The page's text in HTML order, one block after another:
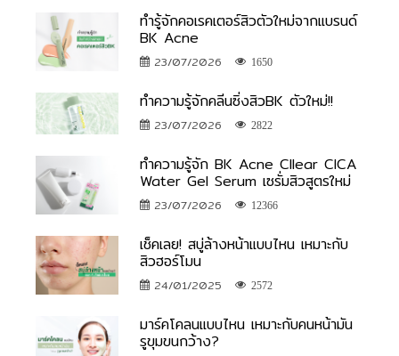
ทำรู้จักคอเรคเตอร์สิวตัวใหม่จากแบรนด์
BK Acne
23/07/2026 1650
ทำความรู้จักคลีนซิ่งสิวBK ตัวใหม่!!
23/07/2026 2822
ทำความรู้จัก BK Acne Cllear CICA
Water Gel Serum เซรั่มสิวสูตรใหม่
23/07/2026 12366
เช็คเลย! สบู่ล้างหน้าแบบไหน เหมาะกับ
สิวฮอร์โมน
24/01/2025 2572
มาร์คโคลนแบบไหน เหมาะกับคนหน้ามัน
รูขุมขนกว้าง?